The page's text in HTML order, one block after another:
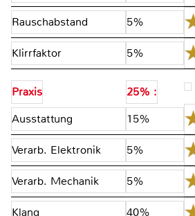
Rauschabstand 5%
Klirrfaktor 5%
Praxis
25% :
Ausstattung
15%
Verarb. Elektronik 5%
Verarb. Mechanik 5%
Klang 40%